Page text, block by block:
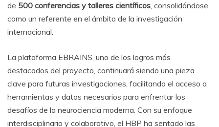
de 500 conferencias y talleres científicos, consolidándose
como un referente en el ámbito de la investigación
internacional.
La plataforma EBRAINS, uno de los logros más
destacados del proyecto, continuará siendo una pieza
clave para futuras investigaciones, facilitando el acceso a
herramientas y datos necesarios para enfrentar los
desafíos de la neurociencia moderna. Con su enfoque
interdisciplinario y colaborativo, el HBP ha sentado las